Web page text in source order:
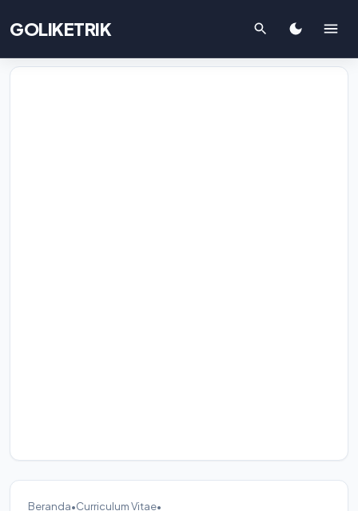
GOLIKETRIK
Beranda•Curriculum Vitae•